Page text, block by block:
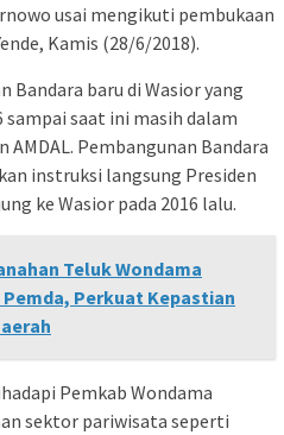
usai mengikuti pembukaan
Kamis (28/6/2018).
Bandara baru di Wasior yang
sampai saat ini masih dalam
Pembangunan Bandara
instruksi langsung Presiden
ke Wasior pada 2016 lalu.
Teluk Wondama
Perkuat Kepastian
Pemkab Wondama
sektor pariwisata seperti